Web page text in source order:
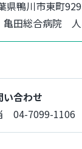
鴨川市東町929
田総合病院 人
い合わせ
04-7099-1106